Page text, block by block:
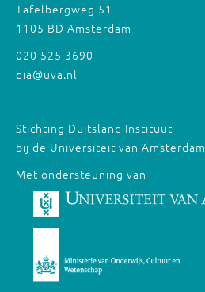
Tafelbergweg 51
1105 BD Amsterdam
020 525 3690
dia@uva.nl
Stichting Duitsland Instituut
bij de Universiteit van Amsterdam
Met ondersteuning van